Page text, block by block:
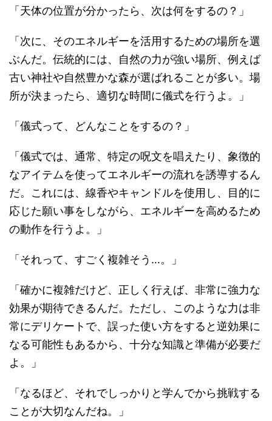
「天体の位置が分かったら、次は何をするの？」
「次に、そのエネルギーを活用するための場所を選
ぶんだ。伝統的には、自然の力が強い場所、例えば
古い神社や自然豊かな森が選ばれることが多い。場
所が決まったら、適切な時間に儀式を行うよ。」
「儀式って、どんなことをするの？」
「儀式では、通常、特定の呪文を唱えたり、象徴的
なアイテムを使ってエネルギーの流れを誘導するん
だ。これには、線香やキャンドルを使用し、目的に
応じた願い事をしながら、エネルギーを高めるため
の動作を行うよ。」
「それって、すごく複雑そう…。」
「確かに複雑だけど、正しく行えば、非常に強力な
効果が期待できるんだ。ただし、このような力は非
常にデリケートで、誤った使い方をすると逆効果に
なる可能性もあるから、十分な知識と準備が必要だ
よ。」
「なるほど、それでしっかりと学んでから挑戦する
ことが大切なんだね。」